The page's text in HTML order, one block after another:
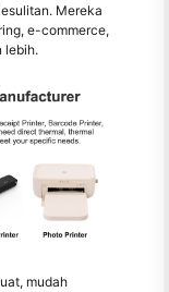
Mereka
e-commerce,
lebih.
mudah